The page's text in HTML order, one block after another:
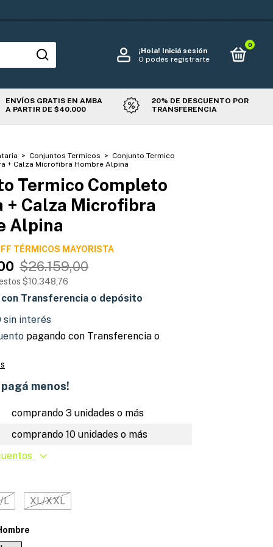
¡Hola! Iniciá sesión
O podés registrarte
0
ENVÍOS GRATIS EN AMBA
A PARTIR DE $40.000
20% DE DESCUENTO POR
TRANSFERENCIA
> Conjuntos Termicos > Conjunto Termico
+ Calza Microfibra Hombre Alpina
Termico Completo
+ Calza Microfibra
Alpina
TÉRMICOS
$26.159,00
$10.348,76
con Transferencia o depósito
sin interés
pagando con Transferencia o
pagá menos!
comprando 3 unidades o más
comprando 10 unidades o más
L XL/XXL